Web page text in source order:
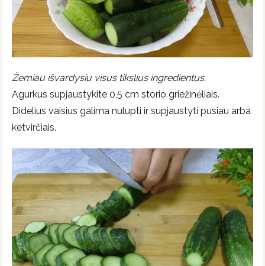
Žemiau išvardysiu visus tikslius ingredientus.
Agurkus supjaustykite 0,5 cm storio griežinėliais.
Didelius vaisius galima nulupti ir supjaustyti pusiau arba
ketvirčiais.